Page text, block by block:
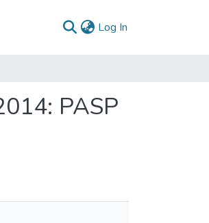
Log In
PASP